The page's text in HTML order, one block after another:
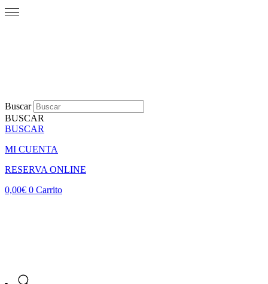
Buscar
BUSCAR
BUSCAR
MI CUENTA
RESERVA ONLINE
0,00€ 0 Carrito